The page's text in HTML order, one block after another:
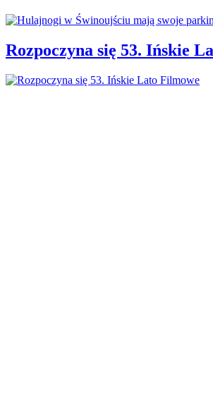
Rozpoczyna się 53. Ińskie